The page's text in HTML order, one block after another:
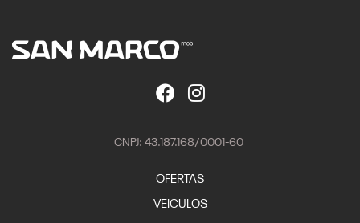
VEICULOS
Nova RAM Dakota